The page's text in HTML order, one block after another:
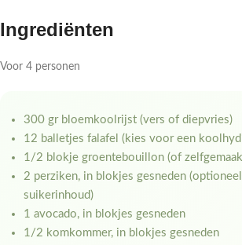
Ingrediënten
Voor 4 personen
300 gr bloemkoolrijst (vers of diepvries)
12 balletjes falafel (kies voor een
1/2 blokje groentebouillon (of
2 perziken, in blokjes gesneden
suikerinhoud)
1 avocado, in blokjes gesneden
1/2 komkommer, in blokjes gesneden